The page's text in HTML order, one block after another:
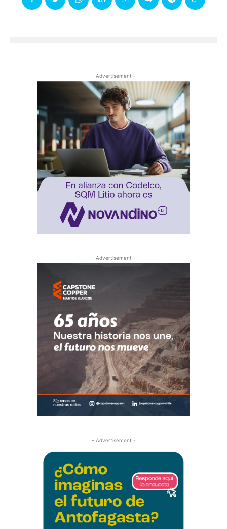
- Advertisement -
- Advertisement -
- Advertisement -